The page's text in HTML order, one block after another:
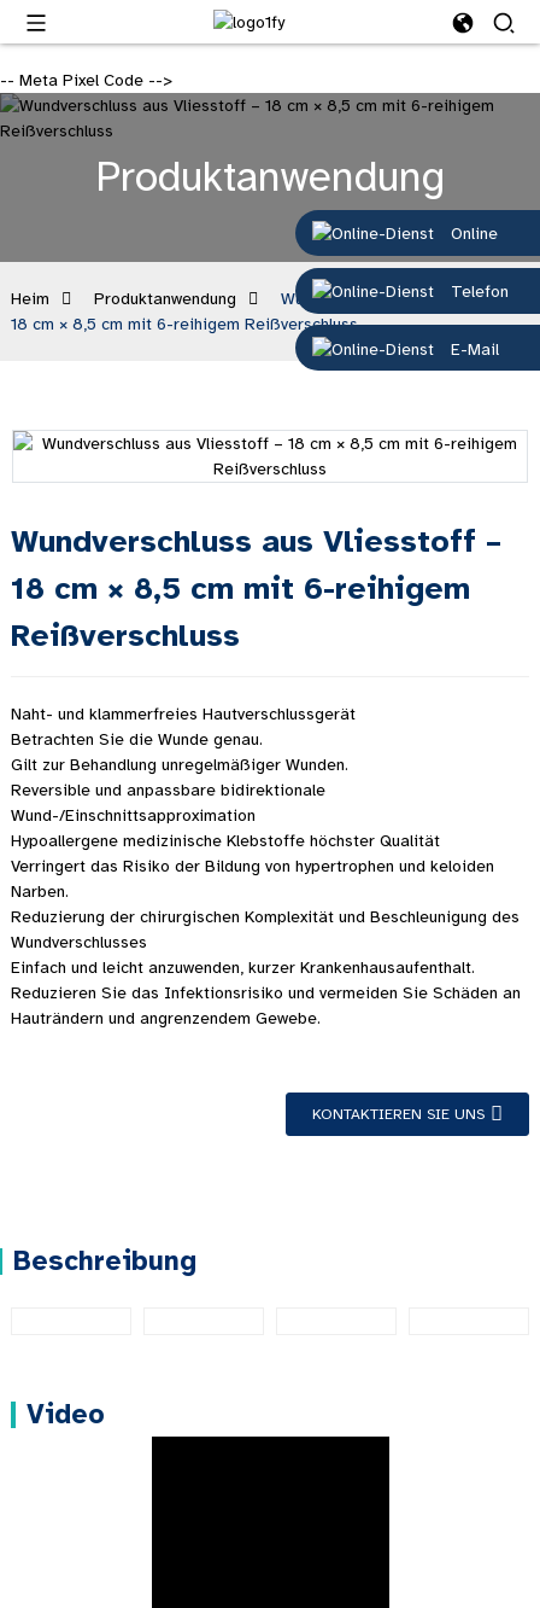
-- Meta Pixel Code -->
Online
Telefon
E-Mail
Produktanwendung
Heim Produktanwendung
Wundverschluss aus Vliesstoff –
18 cm × 8,5 cm mit 6-reihigem Reißverschluss
Wundverschluss aus Vliesstoff –
18 cm × 8,5 cm mit 6-reihigem
Reißverschluss
Naht- und klammerfreies Hautverschlussgerät
Betrachten Sie die Wunde genau.
Gilt zur Behandlung unregelmäßiger Wunden.
Reversible und anpassbare bidirektionale
Wund-/Einschnittsapproximation
Hypoallergene medizinische Klebstoffe höchster Qualität
Verringert das Risiko der Bildung von hypertrophen und keloiden
Narben.
Reduzierung der chirurgischen Komplexität und Beschleunigung des
Wundverschlusses
Einfach und leicht anzuwenden, kurzer Krankenhausaufenthalt.
Reduzieren Sie das Infektionsrisiko und vermeiden Sie Schäden an
Hauträndern und angrenzendem Gewebe.
KONTAKTIEREN SIE UNS
Beschreibung
Video